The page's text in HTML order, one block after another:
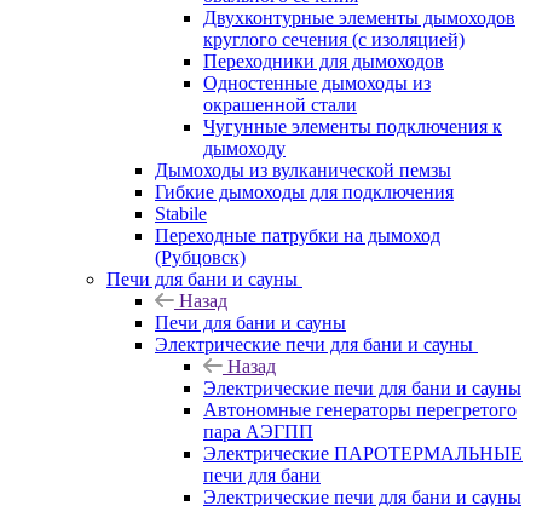
Двухконтурные элементы дымоходов
круглого сечения (с изоляцией)
Переходники для дымоходов
Одностенные дымоходы из
окрашенной стали
Чугунные элементы подключения к
дымоходу
Дымоходы из вулканической пемзы
Гибкие дымоходы для подключения
Stabile
Переходные патрубки на дымоход
(Рубцовск)
Печи для бани и сауны
Назад
Печи для бани и сауны
Электрические печи для бани и сауны
Назад
Электрические печи для бани и сауны
Автономные генераторы перегретого
пара АЭГПП
Электрические ПАРОТЕРМАЛЬНЫЕ
печи для бани
Электрические печи для бани и сауны